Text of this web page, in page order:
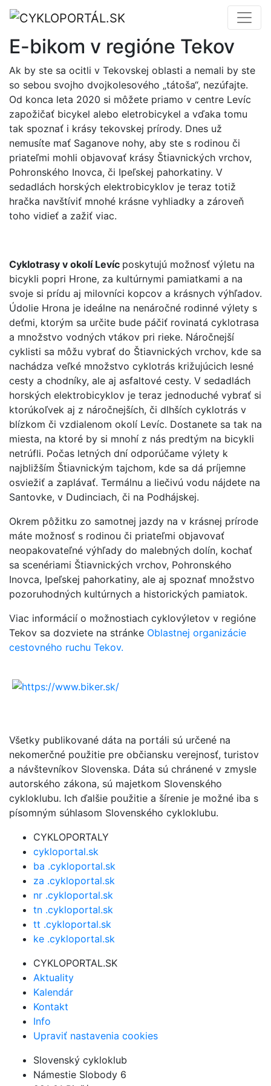
E-bikom v regióne Tekov
Ak by ste sa ocitli v Tekovskej oblasti a nemali by ste
so sebou svojho dvojkolesového „tátoša“, nezúfajte.
Od konca leta 2020 si môžete priamo v centre Levíc
zapožičať bicykel alebo eletrobicykel a vďaka tomu
tak spoznať i krásy tekovskej prírody. Dnes už
nemusíte mať Saganove nohy, aby ste s rodinou či
priateľmi mohli objavovať krásy Štiavnických vrchov,
Pohronského Inovca, či Ipeľskej pahorkatiny. V
sedadlách horských elektrobicyklov je teraz totiž
hračka navštíviť mnohé krásne vyhliadky a zároveň
toho vidieť a zažiť viac.
Cyklotrasy v okolí Levíc poskytujú možnosť výletu na
bicykli popri Hrone, za kultúrnymi pamiatkami a na
svoje si prídu aj milovníci kopcov a krásnych výhľadov.
Údolie Hrona je ideálne na nenáročné rodinné výlety s
deťmi, ktorým sa určite bude páčiť rovinatá cyklotrasa
a množstvo vodných vtákov pri rieke. Náročnejší
cyklisti sa môžu vybrať do Štiavnických vrchov, kde sa
nachádza veľké množstvo cyklotrás križujúcich lesné
cesty a chodníky, ale aj asfaltové cesty. V sedadlách
horských elektrobicyklov je teraz jednoduché vybrať si
ktorúkoľvek aj z náročnejších, či dlhších cyklotrás v
blízkom či vzdialenom okolí Levíc. Dostanete sa tak na
miesta, na ktoré by si mnohí z nás predtým na bicykli
netrúfli. Počas letných dní odporúčame výlety k
najbližším Štiavnickým tajchom, kde sa dá príjemne
osviežiť a zaplávať. Termálnu a liečivú vodu nájdete na
Santovke, v Dudinciach, či na Podhájskej.
Okrem pôžitku zo samotnej jazdy na v krásnej prírode
máte možnosť s rodinou či priateľmi objavovať
neopakovateľné výhľady do malebných dolín, kochať
sa scenériami Štiavnických vrchov, Pohronského
Inovca, Ipeľskej pahorkatiny, ale aj spoznať množstvo
pozoruhodných kultúrnych a historických pamiatok.
Viac informácií o možnostiach cyklovýletov v regióne
Tekov sa dozviete na stránke Oblastnej organizácie
cestovného ruchu Tekov.
Všetky publikované dáta na portáli sú určené na
nekomerčné použitie pre občiansku verejnosť, turistov
a návštevníkov Slovenska. Dáta sú chránené v zmysle
autorského zákona, sú majetkom Slovenského
cykloklubu. Ich ďalšie použitie a šírenie je možné iba s
písomným súhlasom Slovenského cykloklubu.
CYKLOPORTALY
cykloportal.sk
ba .cykloportal.sk
za .cykloportal.sk
nr .cykloportal.sk
tn .cykloportal.sk
tt .cykloportal.sk
ke .cykloportal.sk
CYKLOPORTAL.SK
Aktuality
Kalendár
Kontakt
Info
Upraviť nastavenia cookies
Slovenský cykloklub
Námestie Slobody 6